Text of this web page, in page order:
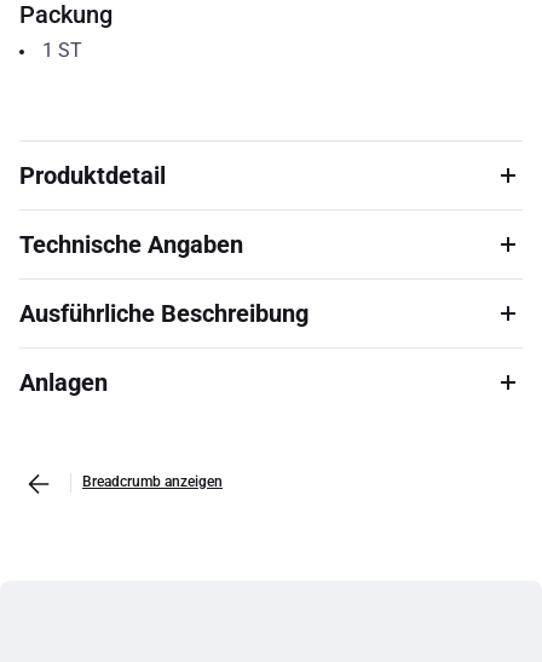
Packung
1 ST
Produktdetail
Technische Angaben
Ausführliche Beschreibung
Anlagen
Breadcrumb anzeigen